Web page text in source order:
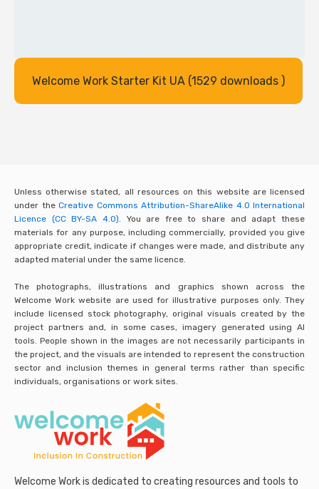
Welcome Work Starter Kit UA (1529 downloads )
Unless otherwise stated, all resources on this website are licensed
under the Creative Commons Attribution-ShareAlike 4.0 International
Licence (CC BY-SA 4.0). You are free to share and adapt these
materials for any purpose, including commercially, provided you give
appropriate credit, indicate if changes were made, and distribute any
adapted material under the same licence.
The photographs, illustrations and graphics shown across the
Welcome Work website are used for illustrative purposes only. They
include licensed stock photography, original visuals created by the
project partners and, in some cases, imagery generated using AI
tools. People shown in the images are not necessarily participants in
the project, and the visuals are intended to represent the construction
sector and inclusion themes in general terms rather than specific
individuals, organisations or work sites.
Welcome Work is dedicated to creating resources and tools to